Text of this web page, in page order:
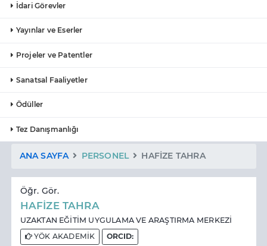
İdari Görevler
Yayınlar ve Eserler
Projeler ve Patentler
Sanatsal Faaliyetler
Ödüller
Tez Danışmanlığı
ANA SAYFA PERSONEL HAFİZE TAHRA
Öğr. Gör.
HAFİZE TAHRA
UZAKTAN EĞİTİM UYGULAMA VE ARAŞTIRMA MERKEZİ
YÖK AKADEMİK
ORCID: